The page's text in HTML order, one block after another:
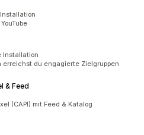
Installation
erreichst du engagierte Zielgruppen
& Feed
(CAPI) mit Feed & Katalog